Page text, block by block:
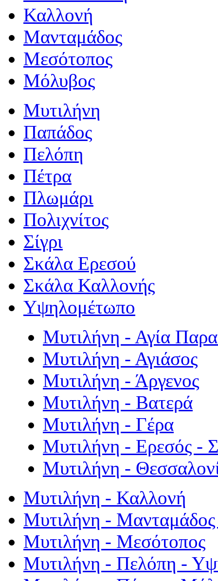
Καλλονή
Μανταμάδος
Μεσότοπος
Μόλυβος
Μυτιλήνη
Παπάδος
Πελόπη
Πέτρα
Πλωμάρι
Πολιχνίτος
Σίγρι
Σκάλα Ερεσού
Σκάλα Καλλονής
Υψηλομέτωπο
Μυτιλήνη - Αγία
Μυτιλήνη - Αγιάσος
Μυτιλήνη - Άργενος
Μυτιλήνη - Βατερά
Μυτιλήνη - Γέρα
Μυτιλήνη - Ερεσός -
Μυτιλήνη -
Μυτιλήνη - Καλλονή
Μυτιλήνη - Μανταμάδος
Μυτιλήνη - Μεσότοπος
Μυτιλήνη - Πελόπη -